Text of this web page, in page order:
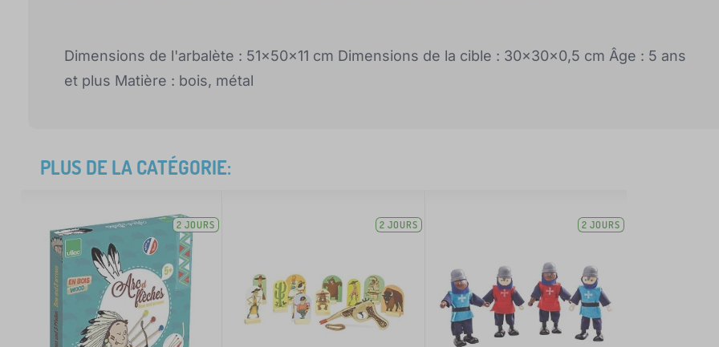
Dimensions de l'arbalète : 51x50x11 cm Dimensions de la cible : 30x30x0,5 cm Âge : 5 ans
et plus Matière : bois, métal
PLUS DE LA CATÉGORIE:
2 JOURS 2 JOURS 2 JOURS